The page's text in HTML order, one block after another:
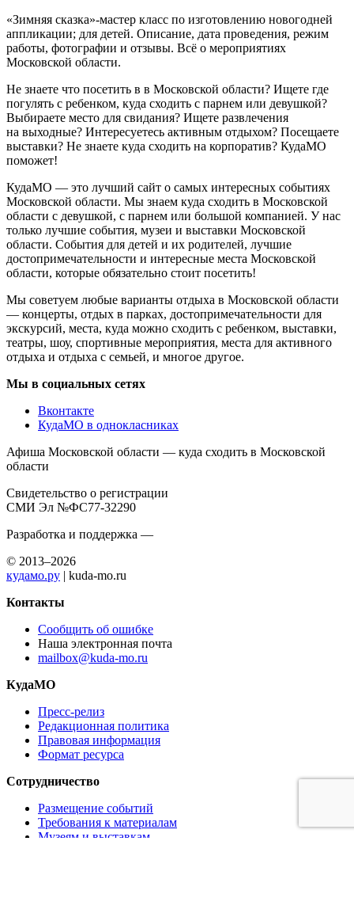
«Зимняя сказка»-мастер класс по изготовлению новогодней
аппликации; для детей. Описание, дата проведения, режим
работы, фотографии и отзывы. Всё о мероприятиях
Московской области.
Не знаете что посетить в в Московской области? Ищете где
погулять с ребенком, куда сходить с парнем или девушкой?
Выбираете место для свидания? Ищете развлечения
на выходные? Интересуетесь активным отдыхом? Посещаете
выставки? Не знаете куда сходить на корпоратив? КудаМО
поможет!
КудаМО — это лучший сайт о самых интересных событиях
Московской области. Мы знаем куда сходить в Московской
области с девушкой, с парнем или большой компанией. У нас
только лучшие события, музеи и выставки Московской
области. События для детей и их родителей, лучшие
достопримечательности и интересные места Московской
области, которые обязательно стоит посетить!
Мы советуем любые варианты отдыха в Московской области
— концерты, отдых в парках, достопримечательности для
экскурсий, места, куда можно сходить с ребенком, выставки,
театры, шоу, спортивные мероприятия, места для активного
отдыха и отдыха с семьей, и многое другое.
Мы в социальных сетях
Вконтакте
КудаМО в однокласниках
Афиша Московской области — куда сходить в Московской
области
Свидетельство о регистрации
СМИ Эл №ФС77-32290
Разработка и поддержка —
© 2013–2026
кудамо.ру | kuda-mo.ru
Контакты
Сообщить об ошибке
Наша электронная почта
mailbox@kuda-mo.ru
КудаМО
Пресс-релиз
Редакционная политика
Правовая информация
Формат ресурса
Сотрудничество
Размещение событий
Требования к материалам
Музеям и выставкам